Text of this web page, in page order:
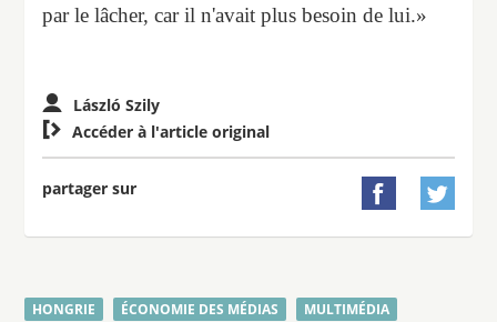
par le lâcher, car il n'avait plus besoin de lui.»
László Szily
 Accéder à l'article original
partager sur  
HONGRIE ÉCONOMIE DES MÉDIAS
MULTIMÉDIA